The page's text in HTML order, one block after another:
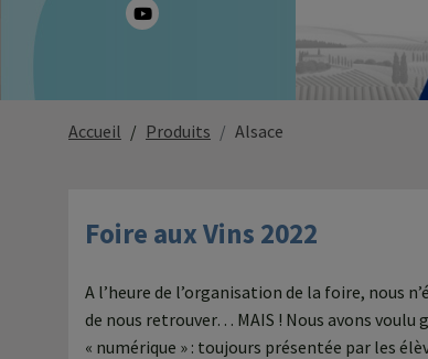
Accueil Produits Alsace
Foire aux Vins 2022
A l’heure de l’organisation de la foire, nous
de nous retrouver… MAIS ! Nous avons voulu
« numérique » : toujours présentée par les